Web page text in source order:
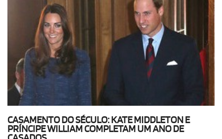
CASAMENTO DO SÉCULO: KATE MIDDLETON E
PRÍNCIPE WILLIAM COMPLETAM UM ANO DE